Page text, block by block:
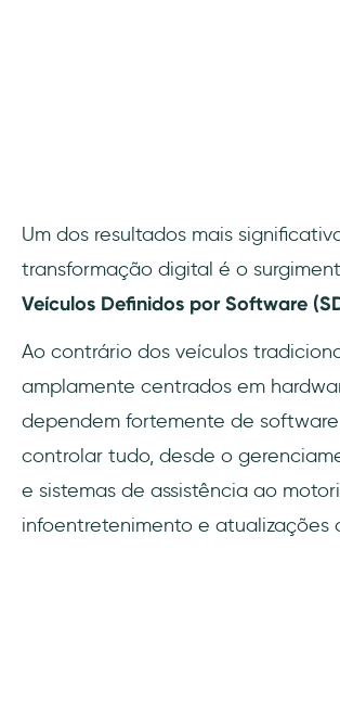
Um dos resultados mais
transformação digital é o
Veículos Definidos por Software
Ao contrário dos veículos
amplamente centrados em
dependem fortemente de
controlar tudo, desde o
e sistemas de assistência ao
infoentretenimento e atualizações